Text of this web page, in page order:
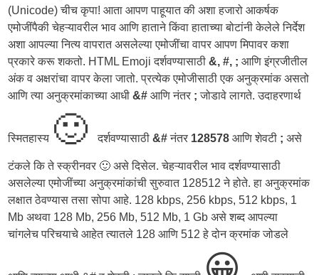
(Unicode) चीच कृपा! आता आपण पाहूयात की अशा हजारो आकर्षक
एमोजींपैकी चेहऱ्यावरील भाव आणि हाताने किंवा हाताच्या बोटांनी केलेले निर्देश
अशा आपल्या नित्य वापरात असलेल्या एमोजींचा वापर आपण मिपावर कशा
प्रकारे करू शकतो. HTML Emoji दर्शवण्यासाठी&, #, ; आणि इंग्रजीतील
अंक व अक्षरांचा वापर केला जातो. प्रत्येक एमोजीसाठी एक अनुक्रमांक असतो
आणि त्या अनुक्रमांकाच्या आधी&# आणि नंतर ; जोडावे लागते. उदाहरणार्थ
स्मितहास्य 🙂दर्शवण्यासाठी&#नंतर 128578 आणि शेवटी ;असे
टंकले कि ते स्क्रीनवर 🙂 असे दिसेल. चेहऱ्यावरील भाव दर्शवण्यासाठी
असलेल्या एमोजींच्या अनुक्रमांकांची सुरुवात 128512 ने होते. हा अनुक्रमांक
लक्षात ठेवण्यास तसा सोपा आहे. 128 kbps, 256 kbps, 512 kbps, 1
Mb अथवा 128 Mb, 256 Mb, 512 Mb, 1 Gb असे शब्द आपल्या
चांगलेच परिचयाचे आहेत त्यातले 128 आणि 512 हे दोन क्रमांक जोडले